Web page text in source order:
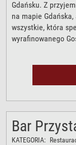
Gdańsku. Z
na mapie
wszystkie, która
wyrafinowanego
Bar
KATEGORIA: